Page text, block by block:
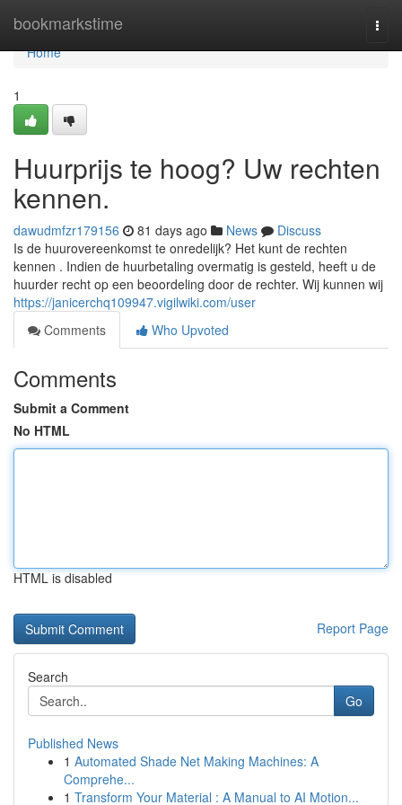
bookmarkstime
Home
Home
1
Huurprijs te hoog? Uw rechten
kennen.
dawudmfzr179156 81 days ago News
Discuss
Is de huurovereenkomst te onredelijk? Het kunt de rechten
kennen . Indien de huurbetaling overmatig is gesteld, heeft u de
huurder recht op een beoordeling door de rechter. Wij kunnen wij
https://janicerchq109947.vigilwiki.com/user
Comments
Who Upvoted
Comments
Submit a Comment
No HTML
HTML is disabled
Report Page
Search
Go
Published News
1 Automated Shade Net Making Machines: A
Comprehe...
1 Transform Your Material : A Manual to AI Motion...